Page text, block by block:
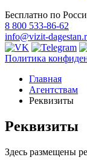
Бесплатно по
8 800 533-86-62
info@vizit-
Политика
Главная
Агентствам
Реквизиты
Реквизиты
Здесь размещены